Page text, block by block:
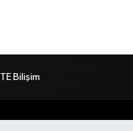
TE Bilişim